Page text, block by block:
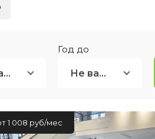
Не важно
Год до
Не важно
1 008 руб/мес